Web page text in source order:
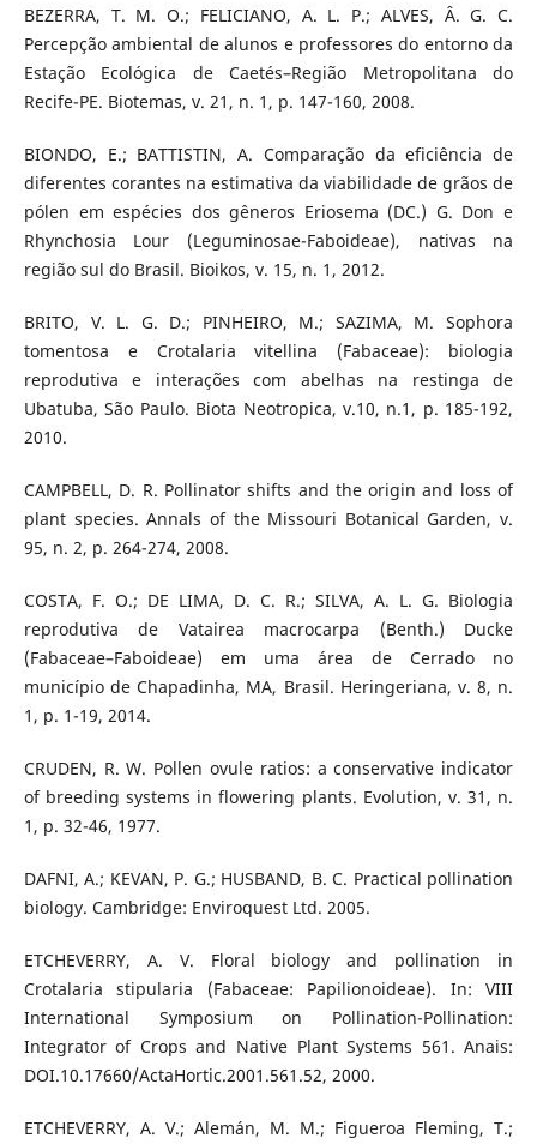
BEZERRA, T. M. O.; FELICIANO, A. L. P.; ALVES, Â. G. C.
Percepção ambiental de alunos e professores do entorno da
Estação Ecológica de Caetés–Região Metropolitana do
Recife-PE. Biotemas, v. 21, n. 1, p. 147-160, 2008.
BIONDO, E.; BATTISTIN, A. Comparação da eficiência de
diferentes corantes na estimativa da viabilidade de grãos de
pólen em espécies dos gêneros Eriosema (DC.) G. Don e
Rhynchosia Lour (Leguminosae-Faboideae), nativas na
região sul do Brasil. Bioikos, v. 15, n. 1, 2012.
BRITO, V. L. G. D.; PINHEIRO, M.; SAZIMA, M. Sophora
tomentosa e Crotalaria vitellina (Fabaceae): biologia
reprodutiva e interações com abelhas na restinga de
Ubatuba, São Paulo. Biota Neotropica, v.10, n.1, p. 185-192,
2010.
CAMPBELL, D. R. Pollinator shifts and the origin and loss of
plant species. Annals of the Missouri Botanical Garden, v.
95, n. 2, p. 264-274, 2008.
COSTA, F. O.; DE LIMA, D. C. R.; SILVA, A. L. G. Biologia
reprodutiva de Vatairea macrocarpa (Benth.) Ducke
(Fabaceae–Faboideae) em uma área de Cerrado no
município de Chapadinha, MA, Brasil. Heringeriana, v. 8, n.
1, p. 1-19, 2014.
CRUDEN, R. W. Pollen ovule ratios: a conservative indicator
of breeding systems in flowering plants. Evolution, v. 31, n.
1, p. 32-46, 1977.
DAFNI, A.; KEVAN, P. G.; HUSBAND, B. C. Practical pollination
biology. Cambridge: Enviroquest Ltd. 2005.
ETCHEVERRY, A. V. Floral biology and pollination in
Crotalaria stipularia (Fabaceae: Papilionoideae). In: VIII
International Symposium on Pollination-Pollination:
Integrator of Crops and Native Plant Systems 561. Anais:
DOI.10.17660/ActaHortic.2001.561.52, 2000.
ETCHEVERRY, A. V.; Alemán, M. M.; Figueroa Fleming, T.;